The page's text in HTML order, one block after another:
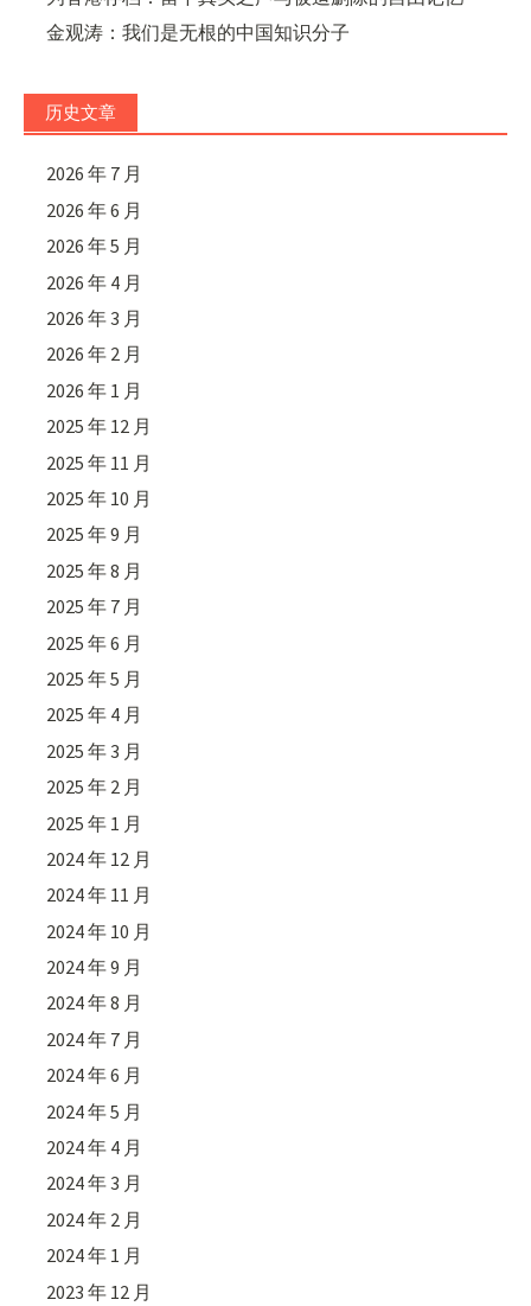
金观涛：我们是无根的中国知识分子
历史文章
2026 年 7 月
2026 年 6 月
2026 年 5 月
2026 年 4 月
2026 年 3 月
2026 年 2 月
2026 年 1 月
2025 年 12 月
2025 年 11 月
2025 年 10 月
2025 年 9 月
2025 年 8 月
2025 年 7 月
2025 年 6 月
2025 年 5 月
2025 年 4 月
2025 年 3 月
2025 年 2 月
2025 年 1 月
2024 年 12 月
2024 年 11 月
2024 年 10 月
2024 年 9 月
2024 年 8 月
2024 年 7 月
2024 年 6 月
2024 年 5 月
2024 年 4 月
2024 年 3 月
2024 年 2 月
2024 年 1 月
2023 年 12 月